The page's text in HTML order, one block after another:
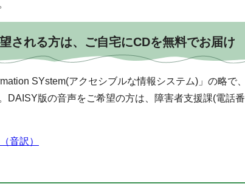
される方は、ご自宅にCDを無料でお届け
SYstem(アクセシブルな情報システム)」の略で、
DAISY版の音声をご希望の方は、障害者支援課(電話番
音訳）